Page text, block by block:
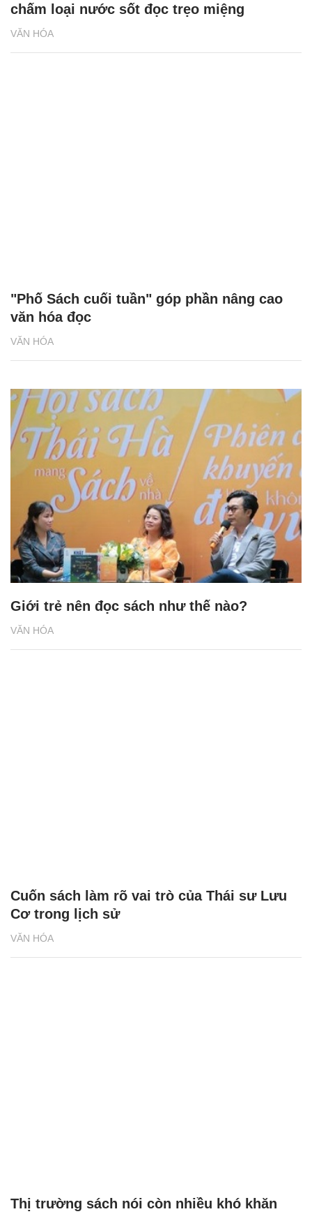
VĂN HÓA
chấm loại nước sốt đọc trẹo miệng
VĂN HÓA
"Phố Sách cuối tuần" góp phần nâng cao
văn hóa đọc
VĂN HÓA
Giới trẻ nên đọc sách như thế nào?
VĂN HÓA
Cuốn sách làm rõ vai trò của Thái sư Lưu
Cơ trong lịch sử
Thị trường sách nói còn nhiều khó khăn